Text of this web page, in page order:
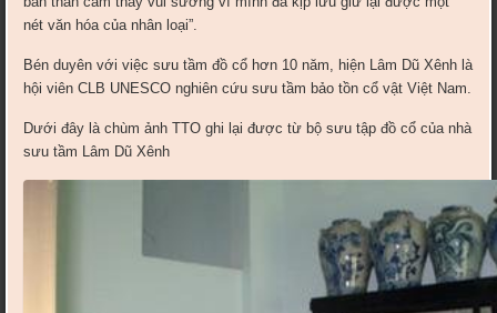
nét văn hóa của nhân loại”.
Bén duyên với việc sưu tầm đồ cổ hơn 10 năm, hiện Lâm Dũ Xênh là
hội viên CLB UNESCO nghiên cứu sưu tầm bảo tồn cổ vật Việt Nam.
Dưới đây là chùm ảnh TTO ghi lại được từ bộ sưu tập đồ cổ của nhà
sưu tầm Lâm Dũ Xênh